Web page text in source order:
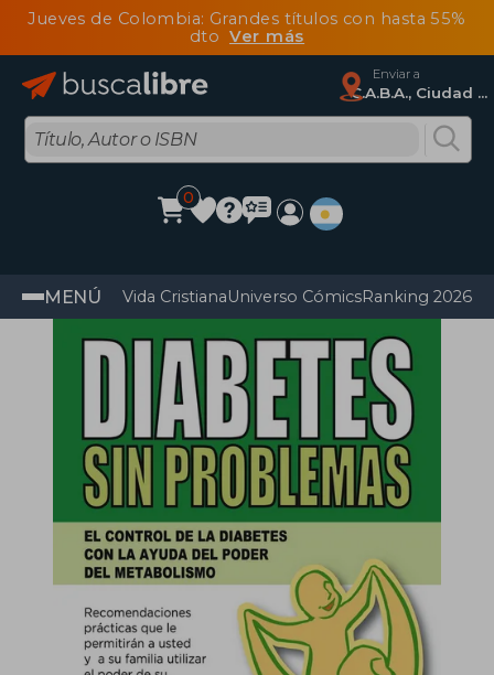
Jueves de Colombia: Grandes títulos con hasta 55%
dtoVer más
Enviar a
C.A.B.A., Ciudad Autónoma De Buenos Aires
0
MENÚ Vida CristianaUniverso CómicsRanking 2026